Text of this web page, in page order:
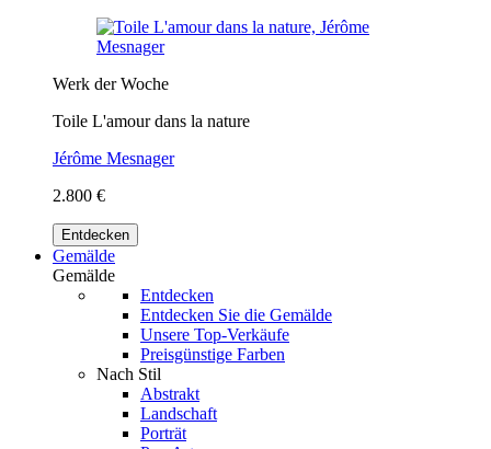
Werk der Woche
Toile L'amour dans la nature
Jérôme Mesnager
2.800 €
Entdecken
Gemälde
Gemälde
Entdecken
Entdecken Sie die Gemälde
Unsere Top-Verkäufe
Preisgünstige Farben
Nach Stil
Abstrakt
Landschaft
Porträt